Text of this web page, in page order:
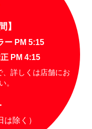
】
ー PM 5:15
PM 4:15
詳しくは店舗にお
。
除く）